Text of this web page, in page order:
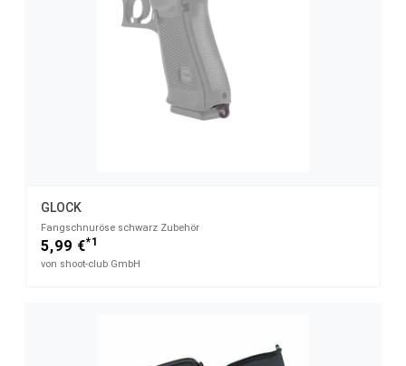
GLOCK
Fangschnuröse schwarz Zubehör
5,99 €*1
von shoot-club GmbH